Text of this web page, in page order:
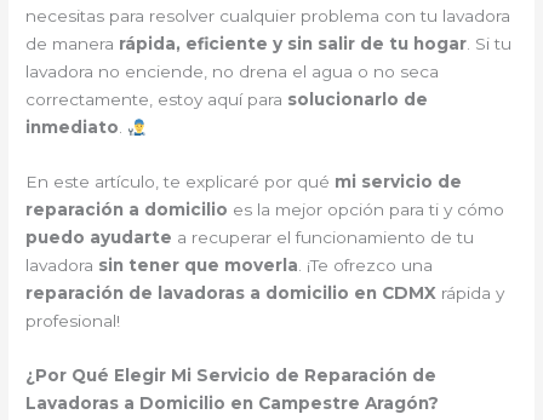
necesitas para resolver cualquier problema con tu lavadora
de manera rápida, eficiente y sin salir de tu hogar. Si tu
lavadora no enciende, no drena el agua o no seca
correctamente, estoy aquí para solucionarlo de
inmediato.
En este artículo, te explicaré por qué mi servicio de
reparación a domicilio es la mejor opción para ti y cómo
puedo ayudarte a recuperar el funcionamiento de tu
lavadora sin tener que moverla . ¡Te ofrezco una
reparación de lavadoras a domicilio en CDMX rápida y
profesional!
¿Por Qué Elegir Mi Servicio de Reparación de
Lavadoras a Domicilio en Campestre Aragón?